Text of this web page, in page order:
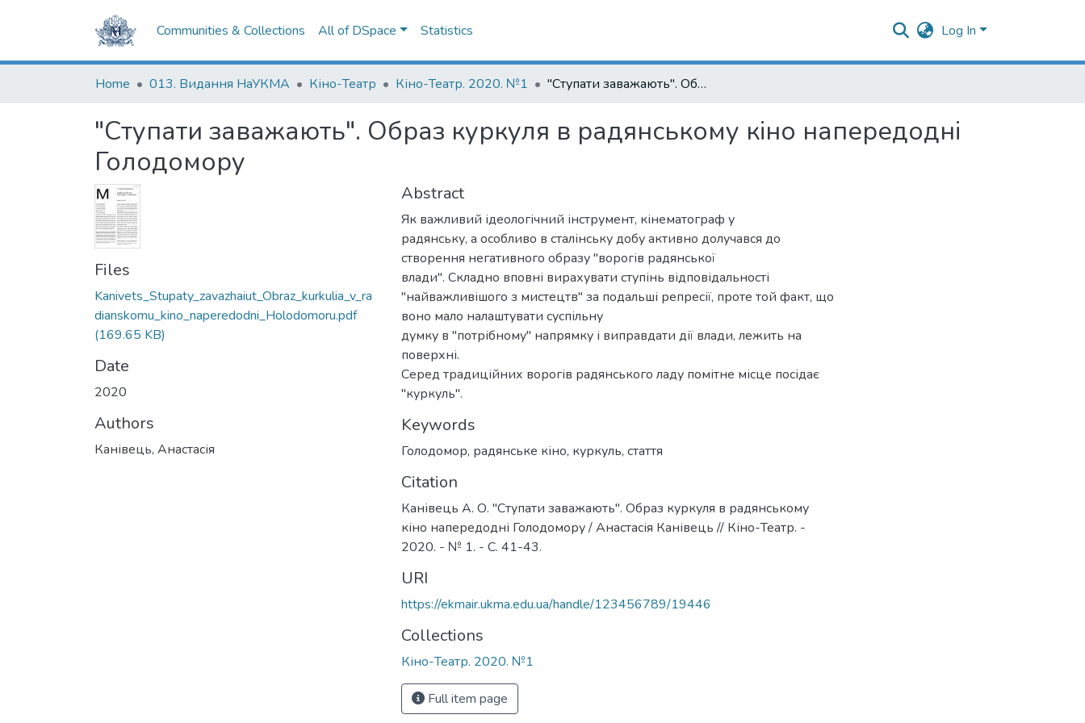
Communities & Collections All of DSpace Statistics Log In
Home 013. Видання НаУКМА Кіно-Театр Кіно-Театр. 2020. №1 "Ступати заважають". Образ куркуля в радянському кіно напередодні Голодомору
"Ступати заважають". Образ куркуля в радянському кіно напередодні
Голодомору
Files
Kanivets_Stupaty_zavazhaiut_Obraz_kurkulia_v_ra
dianskomu_kino_naperedodni_Holodomoru.pdf
(169.65 KB)
Date
2020
Authors
Канівець, Анастасія
Abstract
Як важливий ідеологічний інструмент, кінематограф у
радянську, а особливо в сталінську добу активно долучався до
створення негативного образу "ворогів радянської
влади". Складно вповні вирахувати ступінь відповідальності
"найважливішого з мистецтв" за подальші репресії, проте той факт, що
воно мало налаштувати суспільну
думку в "потрібному" напрямку і виправдати дії влади, лежить на
поверхні.
Серед традиційних ворогів радянського ладу помітне місце посідає
"куркуль".
Keywords
Голодомор, радянське кіно, куркуль, стаття
Citation
Канівець А. О. "Ступати заважають". Образ куркуля в радянському
кіно напередодні Голодомору / Анастасія Канівець // Кіно-Театр. -
2020. - № 1. - С. 41-43.
URI
https://ekmair.ukma.edu.ua/handle/123456789/19446
Collections
Кіно-Театр. 2020. №1
Full item page